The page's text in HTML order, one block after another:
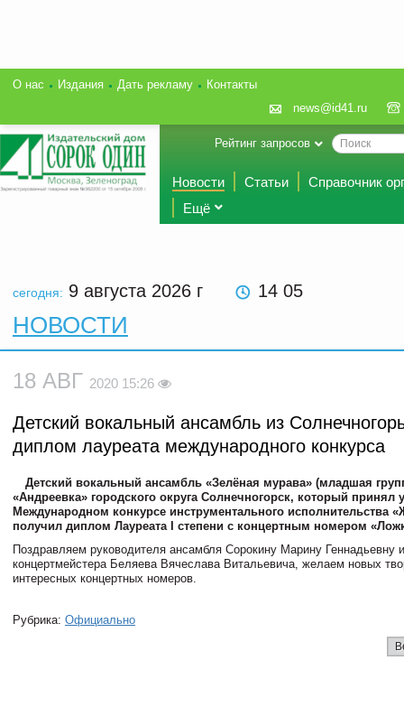
О нас Издания Дать рекламу
Контакты
news@id41.ru
Рейтинг запросов
Новости Статьи
Справочник
Ещё
сегодня: 9 августа 2026 г 14 05
НОВОСТИ
18 АВГ 2020 15:26
Детский вокальный ансамбль из
диплом лауреата международного конкурса
Детский вокальный ансамбль «Зелёная мурава» (младшая
«Андреевка» городского округа Солнечногорск, который принял
Международном конкурсе инструментального исполнительства
получил диплом Лауреата I степени с концертным номером
Поздравляем руководителя ансамбля Сорокину Марину Геннадьевну и
концертмейстера Беляева Вячеслава Витальевича, желаем новых
интересных концертных номеров.
Рубрика: Официально